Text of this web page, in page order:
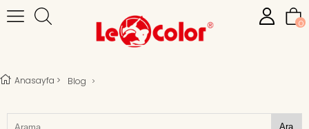
0
Anasayfa > Blog >
Ara